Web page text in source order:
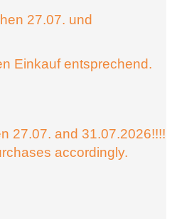
27.07. und
Einkauf entsprechend.
27.07. and 31.07.2026!!!!
accordingly.